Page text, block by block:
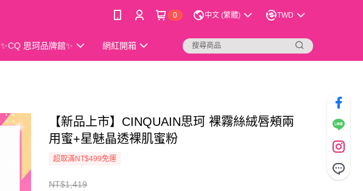
0 中文 (繁體) TWD
✨CQ 思珂品牌館✨ 網紅開箱
【新品上市】CINQUAIN思珂 裸霧絲絨唇頰兩
用蜜+星魅晶透裸肌蜜粉
超取滿NT$499免運
NT$1,419